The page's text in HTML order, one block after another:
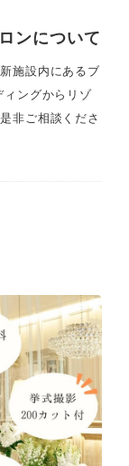
ンについて
施設内にあるブ
ィングからリゾ
非ご相談くださ